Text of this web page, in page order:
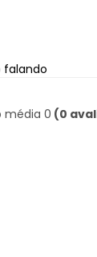
falando
média 0 (0